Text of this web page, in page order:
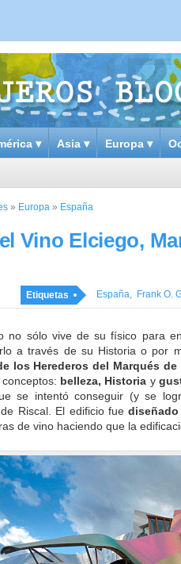
▾ Asia ▾ Europa ▾
» Europa » España
Vino Elciego,
Etiquetas España, Frank O.
no sólo vive de su físico para
a través de su Historia o por
los Herederos del Marqués de
belleza, Historia y
se intentó conseguir (y se
Riscal. El edificio fue
de vino haciendo que la